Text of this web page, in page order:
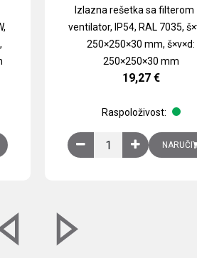
W, 230V AC, 50/60 Hz, RAL 7035, IP54,
Izlazna rešetka sa filterom
ventilator, IP54, RAL 7035,
250×250×30 mm, š×v×d:
250×250×30 mm
19,27 €
Raspoloživost:
Izlazna rešetka saNARUČI